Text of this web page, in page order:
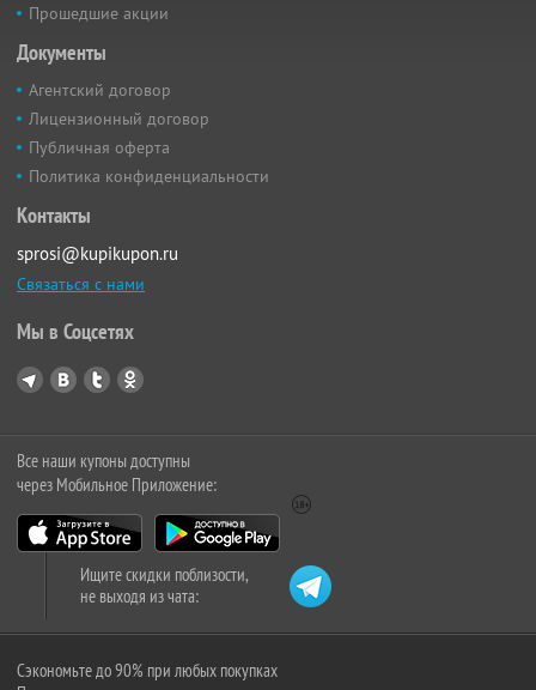
Прошедшие акции
Документы
Агентский договор
Лицензионный договор
Публичная оферта
Политика конфиденциальности
Контакты
sprosi@kupikupon.ru
Связаться с нами
Мы в Соцсетях
Все наши купоны доступны
через Мобильное Приложение:
Ищите скидки поблизости,
не выходя из чата:
Сэкономьте до 90% при любых покупках